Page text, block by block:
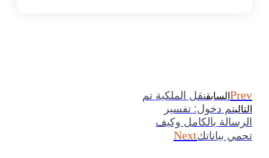
Prev السابقنقل الملكية تم
التاليتم دخول: تفسير
الرسالة بالكامل وكيف
تحمي بياناتكNext